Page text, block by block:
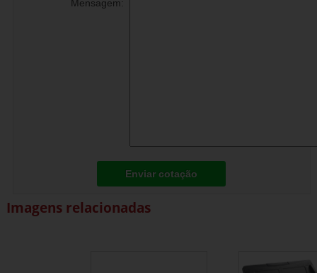
Mensagem:
Enviar cotação
Imagens relacionadas